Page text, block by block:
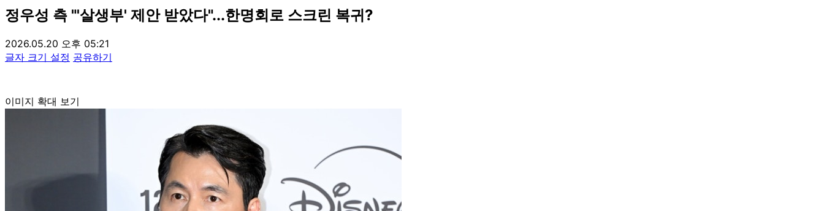
정우성 측 "'살생부' 제안 받았다"...한명회로 스크린 복귀?
2026.05.20 오후 05:21
글자 크기 설정 공유하기
이미지 확대 보기